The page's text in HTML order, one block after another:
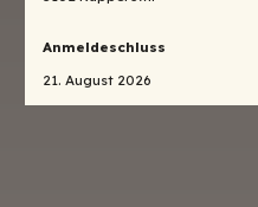
Anmeldeschluss
21. August 2026